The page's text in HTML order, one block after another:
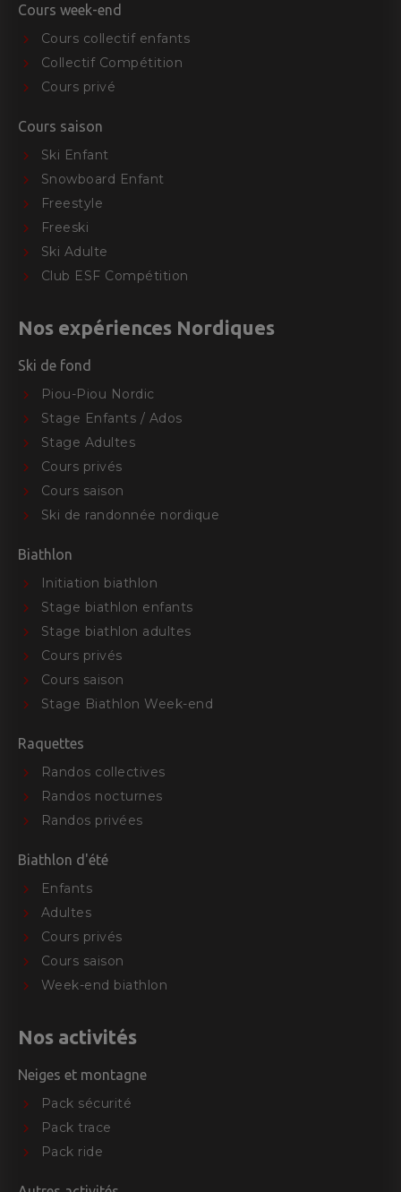
Cours week-end
Cours collectif enfants
Collectif Compétition
Cours privé
Cours saison
Ski Enfant
Snowboard Enfant
Freestyle
Freeski
Ski Adulte
Club ESF Compétition
Nos expériences Nordiques
Ski de fond
Piou-Piou Nordic
Stage Enfants / Ados
Stage Adultes
Cours privés
Cours saison
Ski de randonnée nordique
Biathlon
Initiation biathlon
Stage biathlon enfants
Stage biathlon adultes
Cours privés
Cours saison
Stage Biathlon Week-end
Raquettes
Randos collectives
Randos nocturnes
Randos privées
Biathlon d'été
Enfants
Adultes
Cours privés
Cours saison
Week-end biathlon
Nos activités
Neiges et montagne
Pack sécurité
Pack trace
Pack ride